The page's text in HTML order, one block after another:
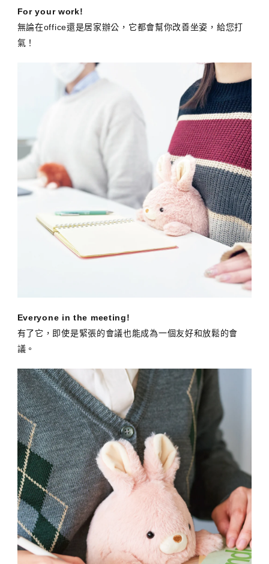
For your work!
無論在office還是居家辦公，它都會幫你改善坐姿，給您打
氣！
Everyone in the meeting!
有了它，即使是緊張的會議也能成為一個友好和放鬆的會
議。